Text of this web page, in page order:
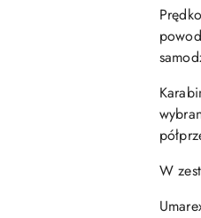
W